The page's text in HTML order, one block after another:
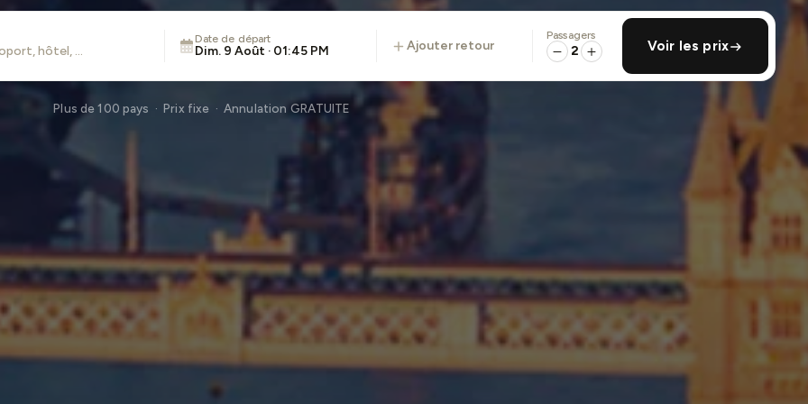
Date de départ
Dim. 9 Août · 01:45 PM ajouter retour
Passagers
2 Voir les prix
Plus de 100 pays · Prix fixe · Annulation GRATUITE